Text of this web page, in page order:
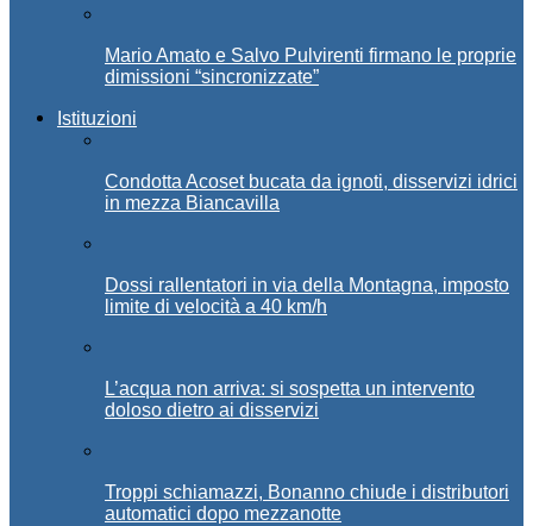
Mario Amato e Salvo Pulvirenti firmano le proprie
dimissioni “sincronizzate”
Istituzioni
Condotta Acoset bucata da ignoti, disservizi idrici
in mezza Biancavilla
Dossi rallentatori in via della Montagna, imposto
limite di velocità a 40 km/h
L’acqua non arriva: si sospetta un intervento
doloso dietro ai disservizi
Troppi schiamazzi, Bonanno chiude i distributori
automatici dopo mezzanotte